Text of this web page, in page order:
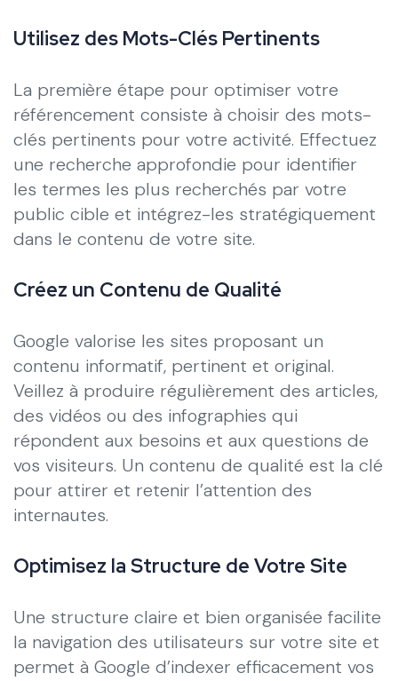
Utilisez des Mots-Clés Pertinents
La première étape pour optimiser votre
référencement consiste à choisir des mots-
clés pertinents pour votre activité. Effectuez
une recherche approfondie pour identifier
les termes les plus recherchés par votre
public cible et intégrez-les stratégiquement
dans le contenu de votre site.
Créez un Contenu de Qualité
Google valorise les sites proposant un
contenu informatif, pertinent et original.
Veillez à produire régulièrement des articles,
des vidéos ou des infographies qui
répondent aux besoins et aux questions de
vos visiteurs. Un contenu de qualité est la clé
pour attirer et retenir l’attention des
internautes.
Optimisez la Structure de Votre Site
Une structure claire et bien organisée facilite
la navigation des utilisateurs sur votre site et
permet à Google d’indexer efficacement vos